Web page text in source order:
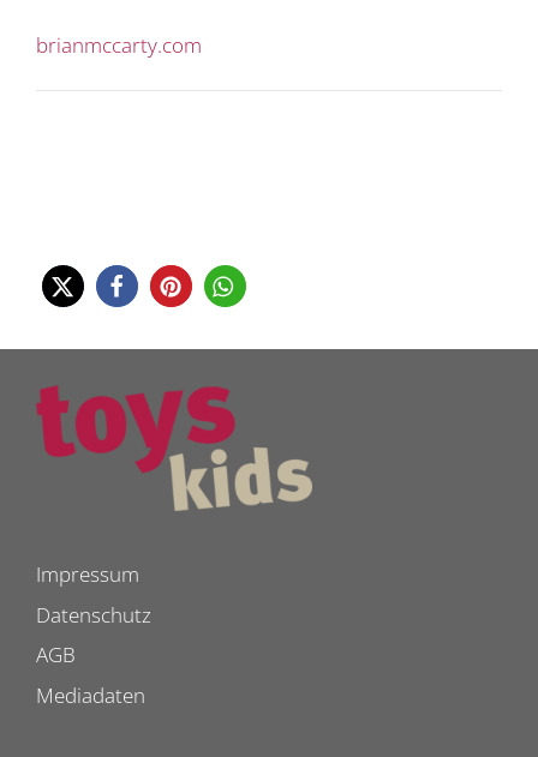
brianmccarty.com
Impressum
Datenschutz
AGB
Mediadaten